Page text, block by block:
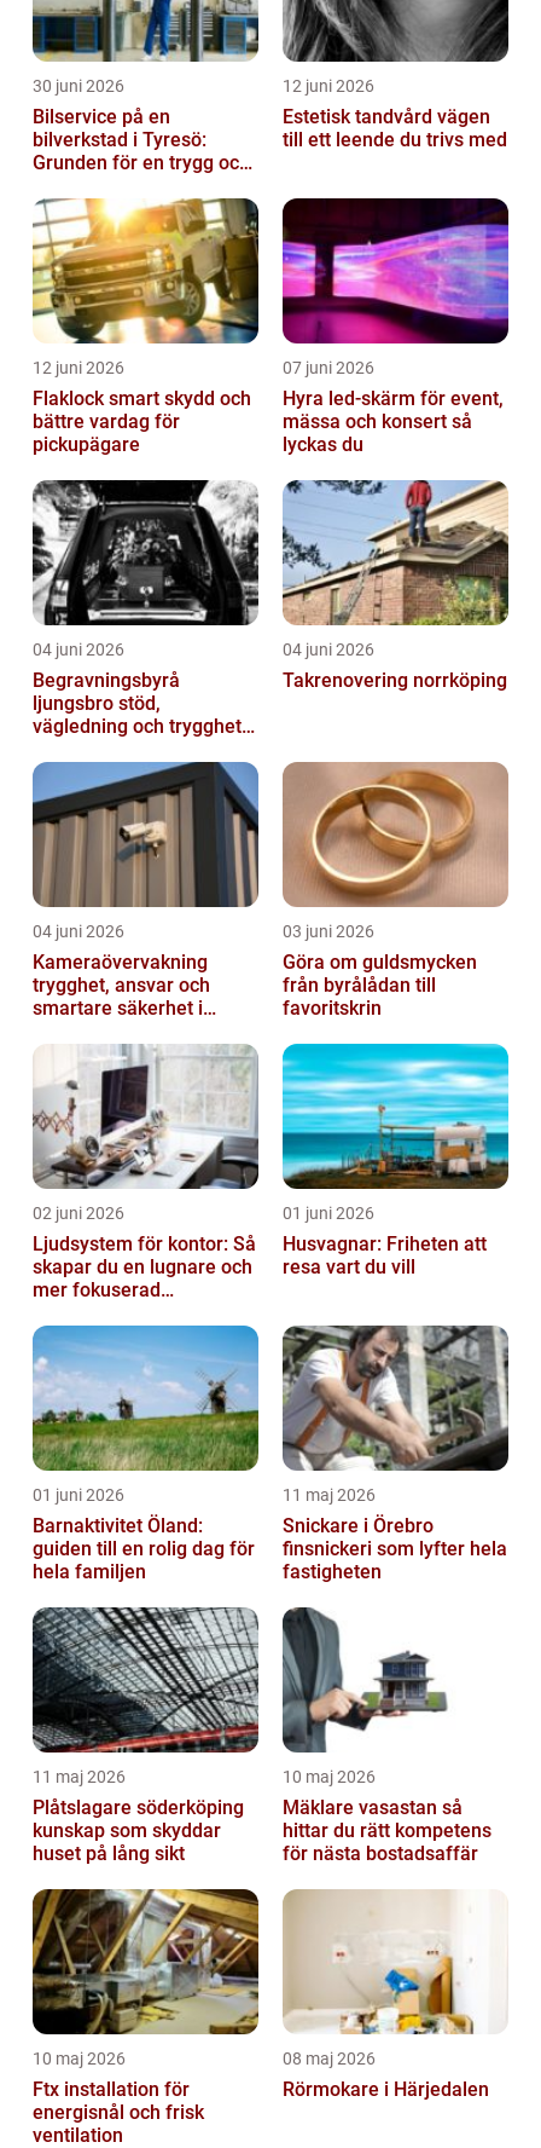
30 juni 2026
Bilservice på en
bilverkstad i Tyresö:
Grunden för en trygg och
12 juni 2026
Estetisk tandvård vägen
till ett leende du trivs med
12 juni 2026
Flaklock smart skydd och
bättre vardag för
pickupägare
07 juni 2026
Hyra led-skärm för event,
mässa och konsert så
lyckas du
04 juni 2026
Begravningsbyrå
ljungsbro stöd,
vägledning och trygghet
04 juni 2026
Takrenovering norrköping
04 juni 2026
Kameraövervakning
trygghet, ansvar och
smartare säkerhet i
03 juni 2026
Göra om guldsmycken
från byrålådan till
favoritskrin
02 juni 2026
Ljudsystem för kontor: Så
skapar du en lugnare och
mer fokuserad
01 juni 2026
Husvagnar: Friheten att
resa vart du vill
01 juni 2026
Barnaktivitet Öland:
guiden till en rolig dag för
hela familjen
11 maj 2026
Snickare i Örebro
finsnickeri som lyfter hela
fastigheten
11 maj 2026
Plåtslagare söderköping
kunskap som skyddar
huset på lång sikt
10 maj 2026
Mäklare vasastan så
hittar du rätt kompetens
för nästa bostadsaffär
10 maj 2026
Ftx installation för
energisnål och frisk
ventilation
08 maj 2026
Rörmokare i Härjedalen